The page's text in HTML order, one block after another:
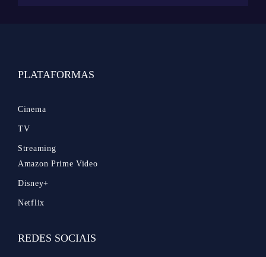
PLATAFORMAS
Cinema
TV
Streaming
Amazon Prime Video
Disney+
Netflix
REDES SOCIAIS